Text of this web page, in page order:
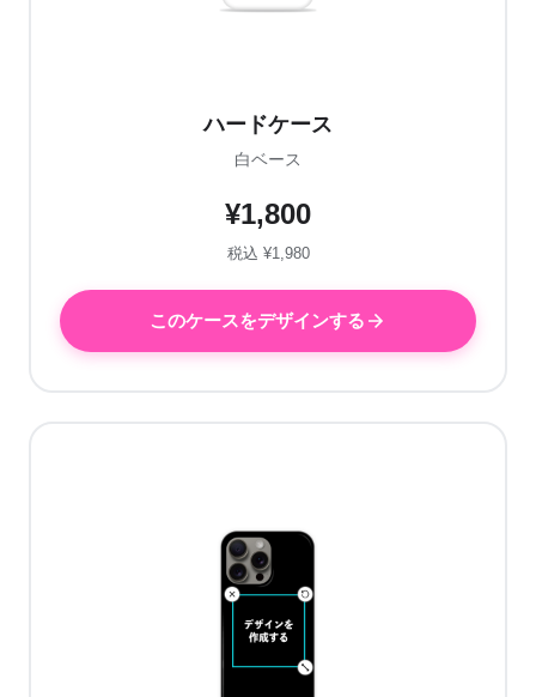
ハードケース
白ベース
¥1,800
税込 ¥1,980
このケースをデザインする